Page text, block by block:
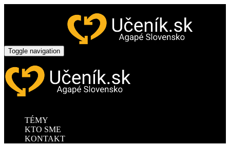
Toggle navigation
TÉMY
KTO SME
KONTAKT